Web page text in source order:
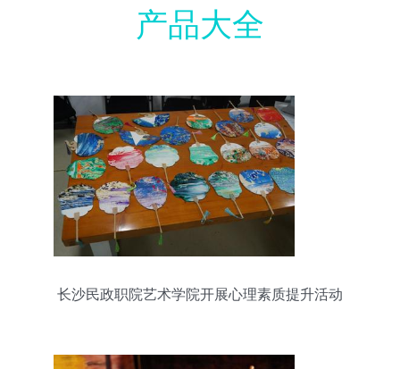
产品大全
长沙民政职院艺术学院开展心理素质提升活动